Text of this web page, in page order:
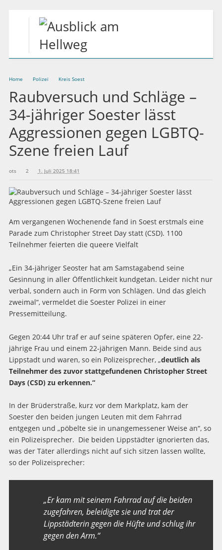
Home Polizei Kreis Soest
Raubversuch und Schläge –
34-jähriger Soester lässt
Aggressionen gegen LGBTQ-
Szene freien Lauf
ots 2 1. Juli 2025 18:41
Am vergangenen Wochenende fand in Soest erstmals eine
Parade zum Christopher Street Day statt (CSD). 1100
Teilnehmer feierten die queere Vielfalt
„Ein 34-jähriger Seoster hat am Samstagabend seine
Gesinnung in aller Öffentlichkeit kundgetan. Leider nicht nur
verbal, sondern auch in Form von Schlägen. Und das gleich
zweimal“, vermeldet die Soester Polizei in einer
Pressemitteilung.
Gegen 20:44 Uhr traf er auf seine späteren Opfer, eine 22-
jährige Frau und einem 22-jährigen Mann. Beide sind aus
Lippstadt und waren, so ein Polizeisprecher, „deutlich als
Teilnehmer des zuvor stattgefundenen Christopher Street
Days (CSD) zu erkennen.“
In der Brüderstraße, kurz vor dem Markplatz, kam der
Soester den beiden jungen Leuten mit dem Fahrrad
entgegen und „pöbelte sie in unangemessener Weise an“, so
ein Polizeisprecher. Die beiden Lippstädter ignorierten das,
was der Täter allerdings nicht auf sich sitzen lassen wollte,
so der Polizeisprecher:
„Er kam mit seinem Fahrrad auf die beiden
zugefahren, beleidigte sie und trat der
Lippstädterin gegen die Hüfte und schlug ihr
gegen den Arm.“